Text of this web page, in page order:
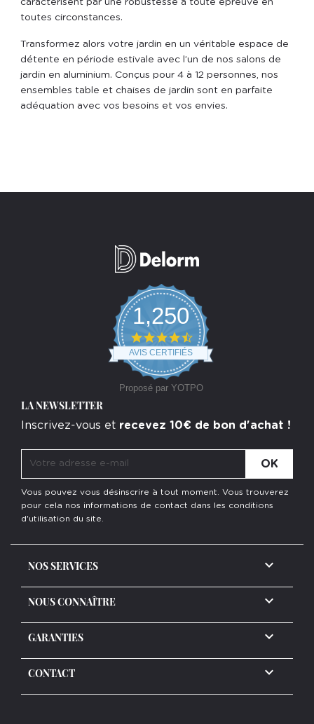
caractérisent par une robustesse à toute épreuve en
toutes circonstances.
Transformez alors votre jardin en un véritable espace de
détente en période estivale avec l’un de nos salons de
jardin en aluminium. Conçus pour 4 à 12 personnes, nos
ensembles table et chaises de jardin sont en parfaite
adéquation avec vos besoins et vos envies.
1,250
4.7
star
rating
AVIS CERTIFIÉS
Proposé par YOTPO
LA NEWSLETTER
Inscrivez-vous et recevez 10€ de bon d'achat !
Vous pouvez vous désinscrire à tout moment. Vous trouverez
pour cela nos informations de contact dans les conditions
d'utilisation du site.
NOS SERVICES 
NOUS CONNAÎTRE 
GARANTIES 
CONTACT keyboard_arrow_down